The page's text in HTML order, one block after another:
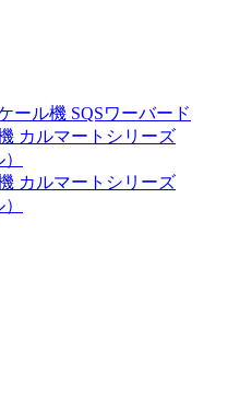
ール機 SQSワーバード
カルマートシリーズ
カルマートシリーズ